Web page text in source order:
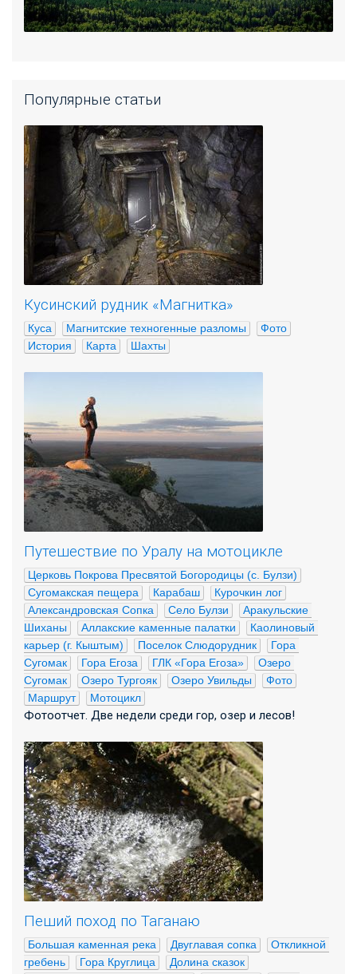
Популярные статьи
Кусинский рудник «Магнитка»
Куса Магнитские техногенные разломы
Фото
История
Карта Шахты
Путешествие по Уралу на мотоцикле
Церковь Покрова Пресвятой Богородицы (с. Булзи)
Сугомакская пещера
Карабаш
Курочкин лог
Александровская Сопка
Село Булзи
Аракульские
Шиханы
Аллакские каменные палатки
Каолиновый
карьер (г. Кыштым)
Поселок Слюдорудник
Гора
Сугомак
Гора Егоза ГЛК «Гора Егоза»
Озеро
Сугомак
Озеро Тургояк Озеро Увильды
Фото
Маршрут
Мотоцикл
Фотоотчет. Две недели среди гор, озер и лесов!
Пеший поход по Таганаю
Большая каменная река Двуглавая сопка
Откликной
гребень
Гора Круглица
Долина сказок